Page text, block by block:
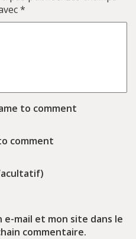
*
to comment
comment
e-mail et mon site dans le
commentaire.